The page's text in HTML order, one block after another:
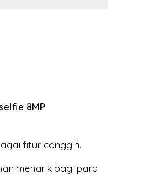
8MP
fitur canggih.
menarik bagi para